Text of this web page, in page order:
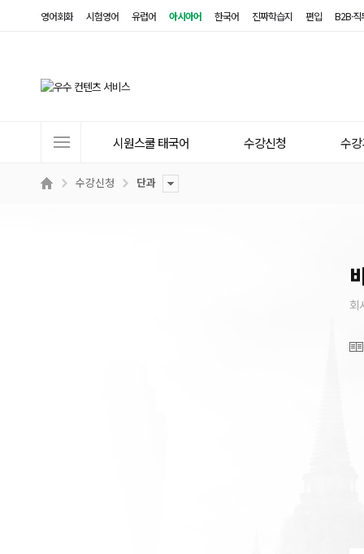
영어회화 시험영어 유럽어 아시아어 한국어 진짜학습지 편입 B2B·
트
시원스쿨 태국어 수강신청 수
수강신청 단과
회